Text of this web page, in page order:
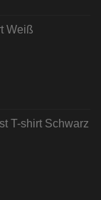
Weiß
T-shirt Schwarz